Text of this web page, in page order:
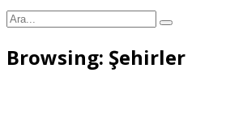
Browsing: Şehirler